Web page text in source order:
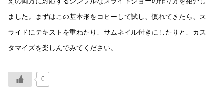
ました。まずはこの基本形をコピーして試し、慣れてきたら、ス
ライドにテキストを重ねたり、サムネイル付きにしたりと、カス
タマイズを楽しんでみてください。
0